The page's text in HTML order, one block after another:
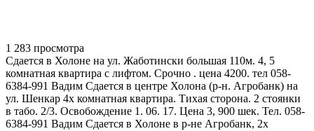
1 283 просмотра
Сдается в Холоне на ул. Жаботински большая 110м. 4, 5
комнатная квартира с лифтом. Срочно . цена 4200. тел 058-
6384-991 Вадим Сдается в центре Холона (р-н. Агробанк) на
ул. Шенкар 4х комнатная квартира. Тихая сторона. 2 стоянки
в табо. 2/3. Освобождение 1. 06. 17. Цена 3, 900 шек. Тел. 058-
6384-991 Вадим Сдается в Холоне в р-не Агробанк, 2х